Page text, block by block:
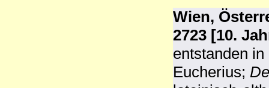
Wien,
2723 [10.
entstanden
Eucherius;